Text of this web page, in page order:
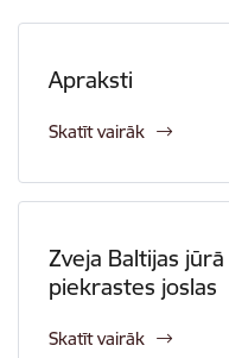
Apraksti
Skatīt vairāk
Zveja Baltijas
piekrastes joslas
Skatīt vairāk